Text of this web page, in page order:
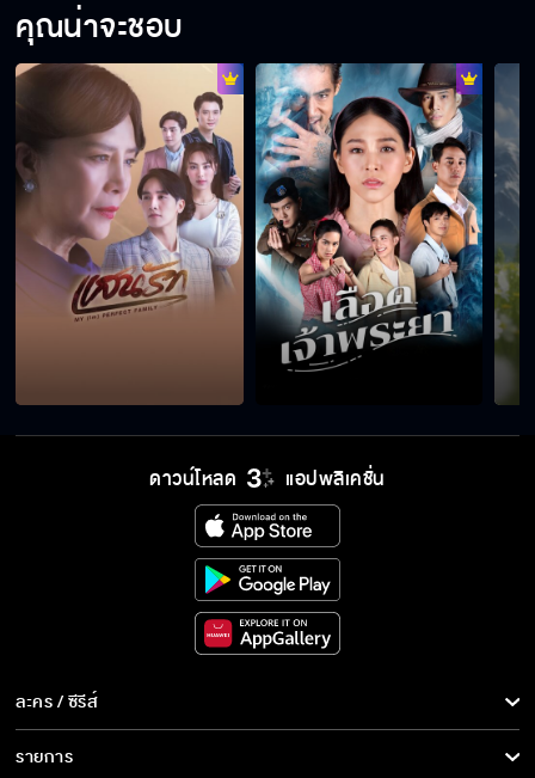
สาบาน ถ้าพี่โกหกขอให้พี่ตายตรงนี้เลย
พี่เป็นคนแรกเลยนะพี่ชมว่าแก้วสวย
รักสุดใจยัยตัวแสบ วันนี้เสนอตอนแรก
รักสุดใจยัยตัวแสบ เริ่ม 25 พ.ค. นี้
รักสุดใจยัยตัวแสบ เริ่ม 25 พ.ค. นี้
รักสุดใจยัยตัวแสบ เร็วๆ นี้
คุณน่าจะชอบ
ดาวน์โหลด แอปพลิเคชั่น
ละคร / ซีรีส์
ละคร/ซีรีส์
รายการ